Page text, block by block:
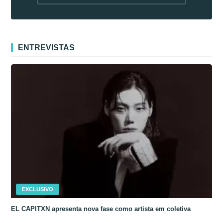
ENTREVISTAS
EXCLUSIVO
EL CAPITXN apresenta nova fase como artista em coletiva